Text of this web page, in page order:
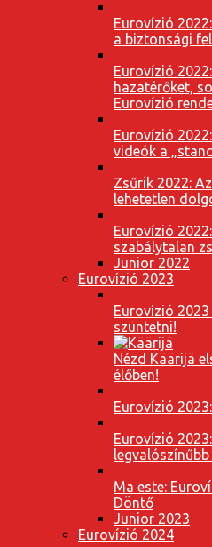
Eurovízió
a biztonsági
Eurovízió
hazatérőket,
Eurovízió
Eurovízió
videók a
Zsűrik 2022:
lehetetlen
Eurovízió
szabálytalan
Junior 2022
Eurovízió 2023
Eurovízió
szüntetni!
Nézd Käärijä
élőben!
Eurovízió
Eurovízió
Ma este:
Döntő
Junior 2023
Eurovízió 2024